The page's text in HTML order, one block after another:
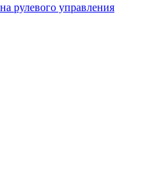
рулевого управления